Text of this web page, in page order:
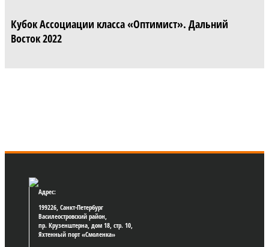
Кубок Ассоциации класса «Оптимист». Дальний
Восток 2022
Адрес:
199226, Санкт-Петербург
Василеостровский район,
пр. Крузенштерна, дом 18, стр. 10,
Яхтенный порт «Смоленка»